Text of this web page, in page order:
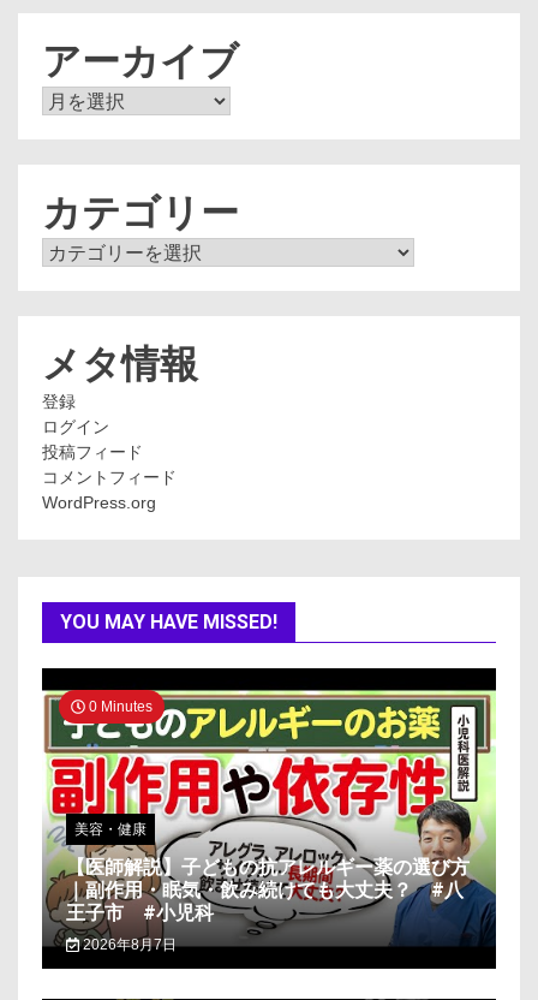
アーカイブ
ア
カテゴリー
カ
メタ情報
登録
ログイン
投稿フィード
コメントフィード
WordPress.org
YOU MAY HAVE MISSED!
0 Minutes
美容・健康
【医師解説】子どもの抗アレルギー薬の選び方
｜副作用・眠気・飲み続けても大丈夫？ #八
王子市 #小児科
2026年8月7日